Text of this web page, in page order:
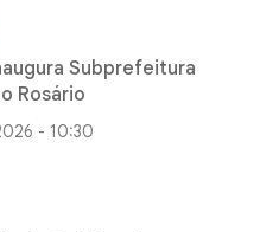
Subprefeitura
Rosário
- 10:30